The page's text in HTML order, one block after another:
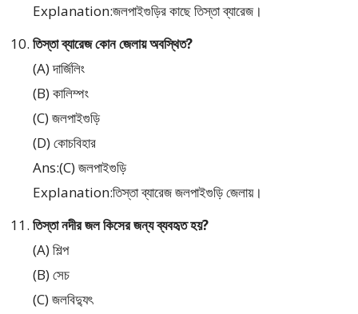
Explanation:জলপাইগুড়ির কাছে তিস্তা ব্যারেজ।
তিস্তা ব্যারেজ কোন জেলায় অবস্থিত?
(A) দার্জিলিং
(B) কালিম্পং
(C) জলপাইগুড়ি
(D) কোচবিহার
Ans:(C) জলপাইগুড়ি
Explanation:তিস্তা ব্যারেজ জলপাইগুড়ি জেলায়।
তিস্তা নদীর জল কিসের জন্য ব্যবহৃত হয়?
(A) শিল্প
(B) সেচ
(C) জলবিদ্যুৎ